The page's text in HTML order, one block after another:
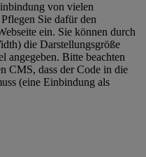
von vielen
Sie dafür den
ein. Sie können durch
die Darstellungsgröße
angegeben. Bitte beachten
CMS, dass der Code in die
(eine Einbindung als